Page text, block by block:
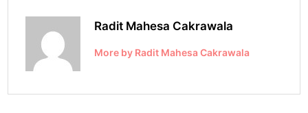
Radit Mahesa Cakrawala
More by Radit Mahesa Cakrawala